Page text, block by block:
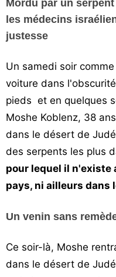
Vos
chroniques
bonnes
adresses
Mordu par un
les médecins
justesse
Un samedi soir
voiture dans
pieds et en quelques
Moshe Koblenz, 38
dans le désert de
des serpents les plus
pour lequel il n'existe
pays, ni ailleurs dans
Un venin sans
Ce soir-là, Moshe
dans le désert de